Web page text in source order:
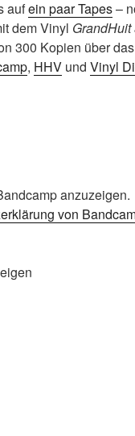
aufein paar Tapes–
dem Vinyl
300 Kopien über
, HHV und Vinyl
anzuzeigen.
von